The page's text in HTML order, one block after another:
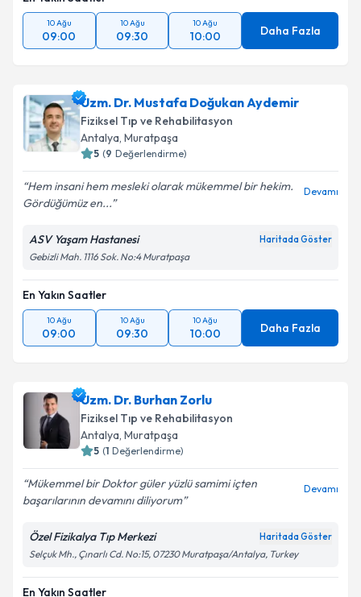
10 Ağu
09:00
10 Ağu
09:30
10 Ağu
10:00 Daha Fazla
Uzm. Dr. Mustafa Doğukan Aydemir
Fiziksel Tıp ve Rehabilitasyon
Antalya, Muratpaşa
5 (9 Değerlendirme)
Hem insani hem mesleki olarak mükemmel bir hekim.
Gördüğümüz en...
Devamı
ASV Yaşam Hastanesi Haritada Göster
Gebizli Mah. 1116 Sok. No:4 Muratpaşa
En Yakın Saatler
10 Ağu
09:00
10 Ağu
09:30
10 Ağu
10:00 Daha Fazla
Uzm. Dr. Burhan Zorlu
Fiziksel Tıp ve Rehabilitasyon
Antalya, Muratpaşa
5 (1 Değerlendirme)
Mükemmel bir Doktor güler yüzlü samimi içten
başarılarının devamını diliyorum
Devamı
Özel Fizikalya Tıp Merkezi Haritada Göster
Selçuk Mh., Çınarlı Cd. No:15, 07230 Muratpaşa/Antalya, Turkey
En Yakın Saatler